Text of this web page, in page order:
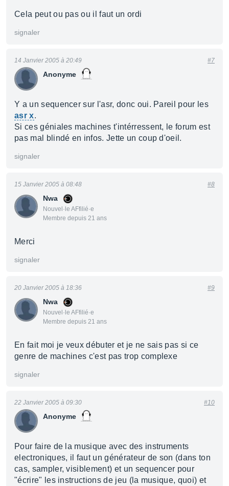
Cela peut ou pas ou il faut un ordi
signaler
Anonyme
14 Janvier 2005 à 20:49 #7
Y a un sequencer sur l'asr, donc oui. Pareil pour les
asr x.
Si ces géniales machines t'intérressent, le forum est
pas mal blindé en infos. Jette un coup d'oeil.
signaler
Nwa
Nouvel·le AFfilié·e
Membre depuis 21 ans
15 Janvier 2005 à 08:48 #8
Merci
signaler
Nwa
Nouvel·le AFfilié·e
Membre depuis 21 ans
20 Janvier 2005 à 18:36 #9
En fait moi je veux débuter et je ne sais pas si ce
genre de machines c'est pas trop complexe
signaler
Anonyme
22 Janvier 2005 à 09:30 #10
Pour faire de la musique avec des instruments
electroniques, il faut un générateur de son (dans ton
cas, sampler, visiblement) et un sequencer pour
"écrire" les instructions de jeu (la musique, quoi) et